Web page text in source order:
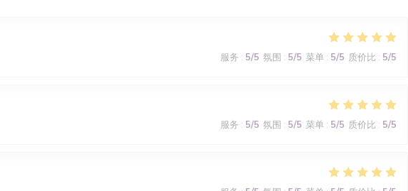
服务 : 5/5 氛围 : 5/5 菜单 : 5/5 质价比 : 5/5
服务 : 5/5 氛围 : 5/5 菜单 : 5/5 质价比 : 5/5